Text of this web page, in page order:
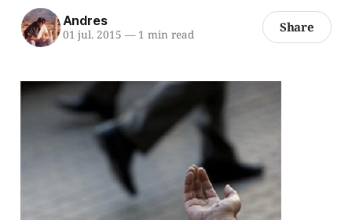
Andres
01 jul. 2015 —1 min read Share